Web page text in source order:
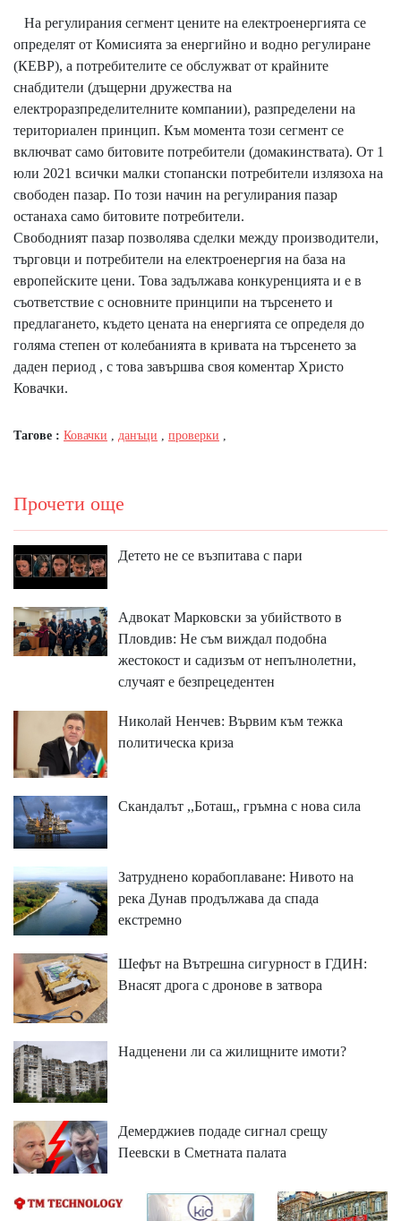
На регулирания сегмент цените на електроенергията се
определят от Комисията за енергийно и водно регулиране
(КЕВР), а потребителите се обслужват от крайните
снабдители (дъщерни дружества на
електроразпределителните компании), разпределени на
териториален принцип. Към момента този сегмент се
включват само битовите потребители (домакинствата). От 1
юли 2021 всички малки стопански потребители излязоха на
свободен пазар. По този начин на регулирания пазар
останаха само битовите потребители.
Свободният пазар позволява сделки между производители,
търговци и потребители на електроенергия на база на
европейските цени. Това задължава конкуренцията и е в
съответствие с основните принципи на търсенето и
предлагането, където цената на енергията се определя до
голяма степен от колебанията в кривата на търсенето за
даден период , с това завършва своя коментар Христо
Ковачки.
Тагове : Ковачки , данъци , проверки ,
Прочети още
Детето не се възпитава с пари
Адвокат Марковски за убийството в
Пловдив: Не съм виждал подобна
жестокост и садизъм от непълнолетни,
случаят е безпрецедентен
Николай Ненчев: Вървим към тежка
политическа криза
Скандалът ,,Боташ,, гръмна с нова сила
Затруднено корабоплаване: Нивото на
река Дунав продължава да спада
екстремно
Шефът на Вътрешна сигурност в ГДИН:
Внасят дрога с дронове в затвора
Надценени ли са жилищните имоти?
Демерджиев подаде сигнал срещу
Пеевски в Сметната палата